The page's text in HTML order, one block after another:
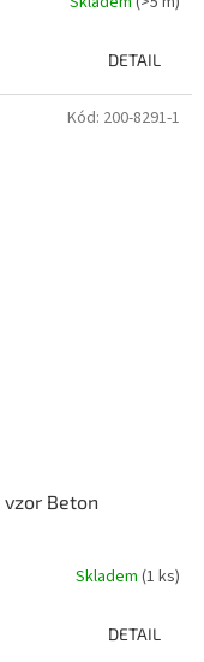
DETAIL
Beton
Skladem (1 ks)
DETAIL
Kód: 200-8291-1